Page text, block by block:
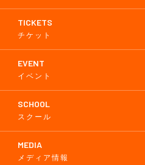
TICKETS
チケット
EVENT
イベント
SCHOOL
スクール
MEDIA
メディア情報